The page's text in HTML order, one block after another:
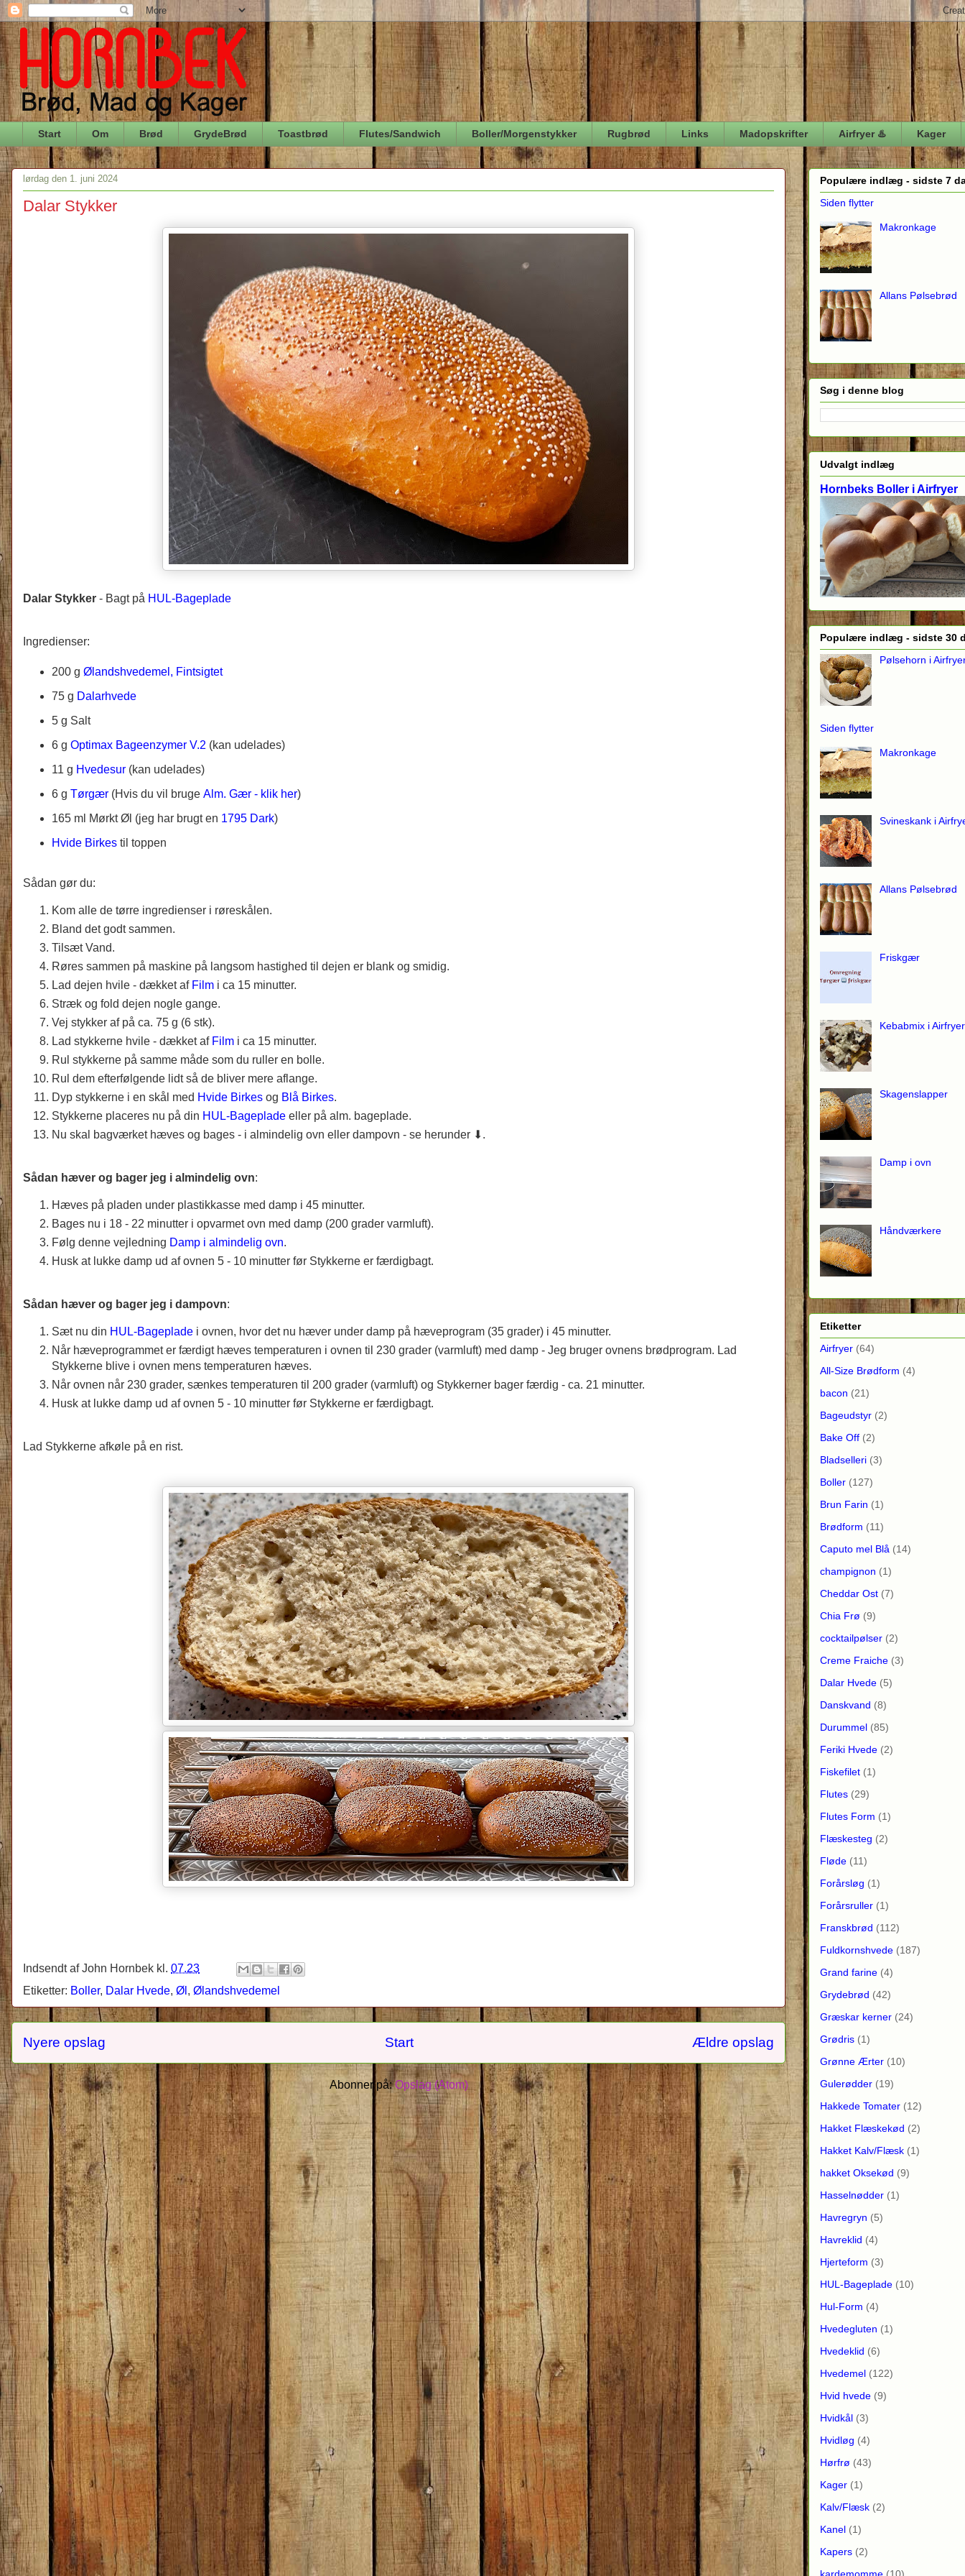
Start Om Brød GrydeBrød Toastbrød Flutes/Sandwich Boller/Morgenstykker Rugbrød Links Madopskrifter Airfryer ♨️ Kager
lørdag den 1. juni 2024
Dalar Stykker
Dalar Stykker - Bagt på HUL-Bageplade
Ingredienser:
200 g Ølandshvedemel, Fintsigtet
75 g Dalarhvede
5 g Salt
6 g Optimax Bageenzymer V.2 (kan udelades)
11 g Hvedesur (kan udelades)
6 g Tørgær (Hvis du vil bruge Alm. Gær - klik her)
165 ml Mørkt Øl (jeg har brugt en 1795 Dark)
Hvide Birkes til toppen
Sådan gør du:
Kom alle de tørre ingredienser i røreskålen.
Bland det godt sammen.
Tilsæt Vand.
Røres sammen på maskine på langsom hastighed til dejen er blank og smidig.
Lad dejen hvile - dækket af Film i ca 15 minutter.
Stræk og fold dejen nogle gange.
Vej stykker af på ca. 75 g (6 stk).
Lad stykkerne hvile - dækket af Film i ca 15 minutter.
Rul stykkerne på samme måde som du ruller en bolle.
Rul dem efterfølgende lidt så de bliver mere aflange.
Dyp stykkerne i en skål med Hvide Birkes og Blå Birkes.
Stykkerne placeres nu på din HUL-Bageplade eller på alm. bageplade.
Nu skal bagværket hæves og bages - i almindelig ovn eller dampovn - se herunder ⬇.
Sådan hæver og bager jeg i almindelig ovn:
Hæves på pladen under plastikkasse med damp i 45 minutter.
Bages nu i 18 - 22 minutter i opvarmet ovn med damp (200 grader varmluft).
Følg denne vejledning Damp i almindelig ovn.
Husk at lukke damp ud af ovnen 5 - 10 minutter før Stykkerne er færdigbagt.
Sådan hæver og bager jeg i dampovn:
Sæt nu din HUL-Bageplade i ovnen, hvor det nu hæver under damp på hæveprogram (35 grader) i 45 minutter.
Når hæveprogrammet er færdigt hæves temperaturen i ovnen til 230 grader (varmluft) med damp - Jeg bruger ovnens brødprogram. Lad
Stykkerne blive i ovnen mens temperaturen hæves.
Når ovnen når 230 grader, sænkes temperaturen til 200 grader (varmluft) og Stykkerner bager færdig - ca. 21 minutter.
Husk at lukke damp ud af ovnen 5 - 10 minutter før Stykkerne er færdigbagt.
Lad Stykkerne afkøle på en rist.
Indsendt afJohn Hornbek kl. 07.23
Etiketter: Boller, Dalar Hvede, Øl , Ølandshvedemel
Nyere opslag Ældre opslag
Start
Abonner på:Opslag (Atom)
Populære indlæg - sidste 7
Siden flytter
Makronkage
Allans Pølsebrød
Søg i denne blog
Udvalgt indlæg
Hornbeks Boller i Airfryer
Populære indlæg - sidste 30
Pølsehorn i
Siden flytter
Makronkage
Svineskank i
Allans Pølsebrød
Friskgær
Kebabmix i Airfryer
Skagenslapper
Damp i ovn
Håndværkere
Etiketter
Airfryer (64)
All-Size Brødform (4)
bacon (21)
Bageudstyr (2)
Bake Off (2)
Bladselleri (3)
Boller (127)
Brun Farin (1)
Brødform (11)
Caputo mel Blå (14)
champignon (1)
Cheddar Ost (7)
Chia Frø (9)
cocktailpølser (2)
Creme Fraiche (3)
Dalar Hvede (5)
Danskvand (8)
Durummel (85)
Feriki Hvede (2)
Fiskefilet (1)
Flutes (29)
Flutes Form (1)
Flæskesteg (2)
Fløde (11)
Forårsløg (1)
Forårsruller (1)
Franskbrød (112)
Fuldkornshvede (187)
Grand farine (4)
Grydebrød (42)
Græskar kerner (24)
Grødris (1)
Grønne Ærter (10)
Gulerødder (19)
Hakkede Tomater (12)
Hakket Flæskekød (2)
Hakket Kalv/Flæsk (1)
hakket Oksekød (9)
Hasselnødder (1)
Havregryn (5)
Havreklid (4)
Hjerteform (3)
HUL-Bageplade (10)
Hul-Form (4)
Hvedegluten (1)
Hvedeklid (6)
Hvedemel (122)
Hvid hvede (9)
Hvidkål (3)
Hvidløg (4)
Hørfrø (43)
Kager (1)
Kalv/Flæsk (2)
Kanel (1)
Kapers (2)
kardemomme (10)